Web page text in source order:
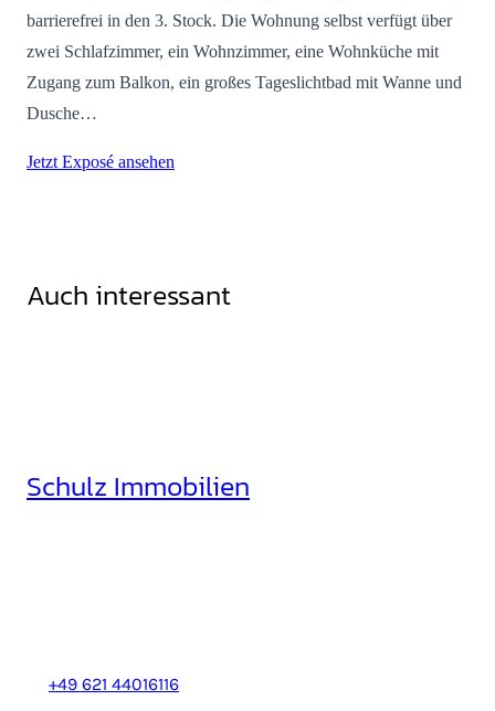
barrierefrei in den 3. Stock. Die Wohnung selbst verfügt über
zwei Schlafzimmer, ein Wohnzimmer, eine Wohnküche mit
Zugang zum Balkon, ein großes Tageslichtbad mit Wanne und
Dusche…
Jetzt Exposé ansehen
Auch interessant
Schulz Immobilien
+49 621 44016116